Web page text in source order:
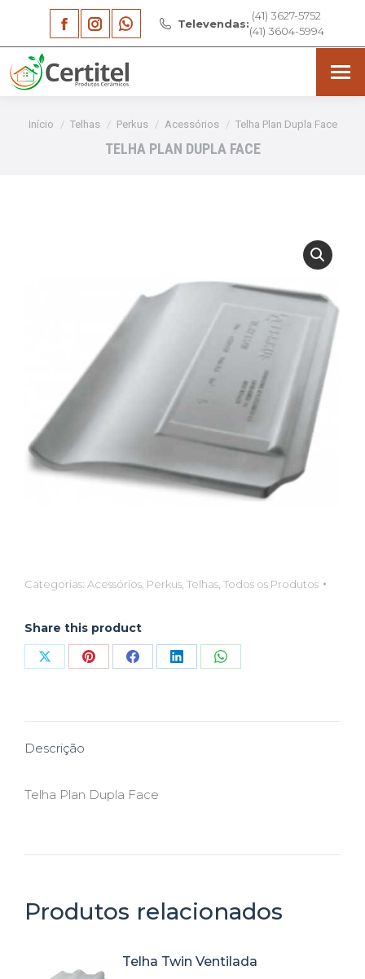
Facebook
page
opens
Instagram
page
opens
new
Whatsapp
page
new
Televendas:
(41) 3627-5752
(41) 3604-5994
Você está aqui:
Início Telhas Perkus Acessórios Telha Plan Dupla Face
TELHA PLAN DUPLA FACE
Categorias: Acessórios Perkus Telhas Todos os Produtos
Share this product
Compartilhar
Compartilhar
Compartilhar
CompartilharCompartilhar
Descrição
Telha Plan Dupla Face
Produtos relacionados
Telha Twin Ventilada